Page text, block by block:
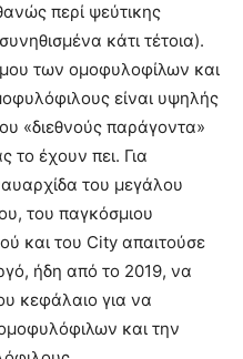
περί ψεύτικης
κάτι τέτοια).
των ομοφυλοφίλων και
είναι υψηλής
«διεθνούς παράγοντα»
το έχουν πει. Για
του μεγάλου
του παγκόσμιου
και του City απαιτούσε
ήδη από το 2019, να
κεφάλαιο για να
και την